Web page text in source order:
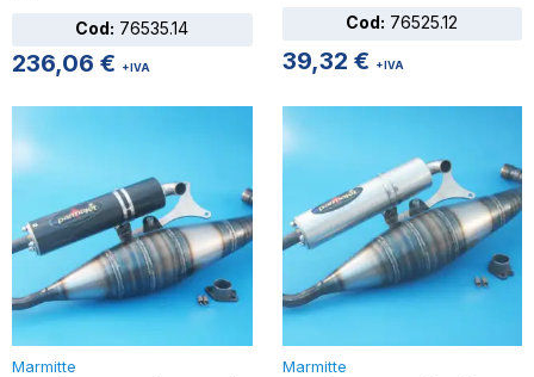
Cod: 76535.14
236,06 € +IVA
Cod: 76525.12
39,32 € +IVA
Marmitte Marmitte